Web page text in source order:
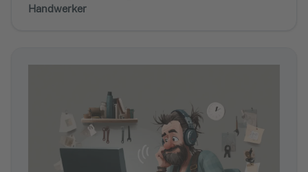
Handwerker